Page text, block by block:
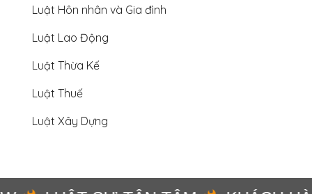
Luật Hôn nhân và Gia đình
Luật Lao Động
Luật Thừa Kế
Luật Thuế
Luật Xây Dựng